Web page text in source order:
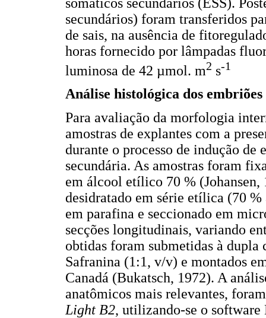
secundários) foram transferidos
de sais, na ausência de
horas fornecido por lâmpadas
luminosa de 42 µmol. m2 s-1
Análise histológica dos embriões
Para avaliação da morfologia
amostras de explantes com a
durante o processo de indução de
secundária. As amostras foram
em álcool etílico 70 %
desidratado em série etílica (70
em parafina e seccionado em
secções longitudinais, variando
obtidas foram submetidas à
Safranina (1:1, v/v) e montados
Canadá (Bukatsch, 1972). A
anatômicos mais relevantes,
Light B2, utilizando-se o